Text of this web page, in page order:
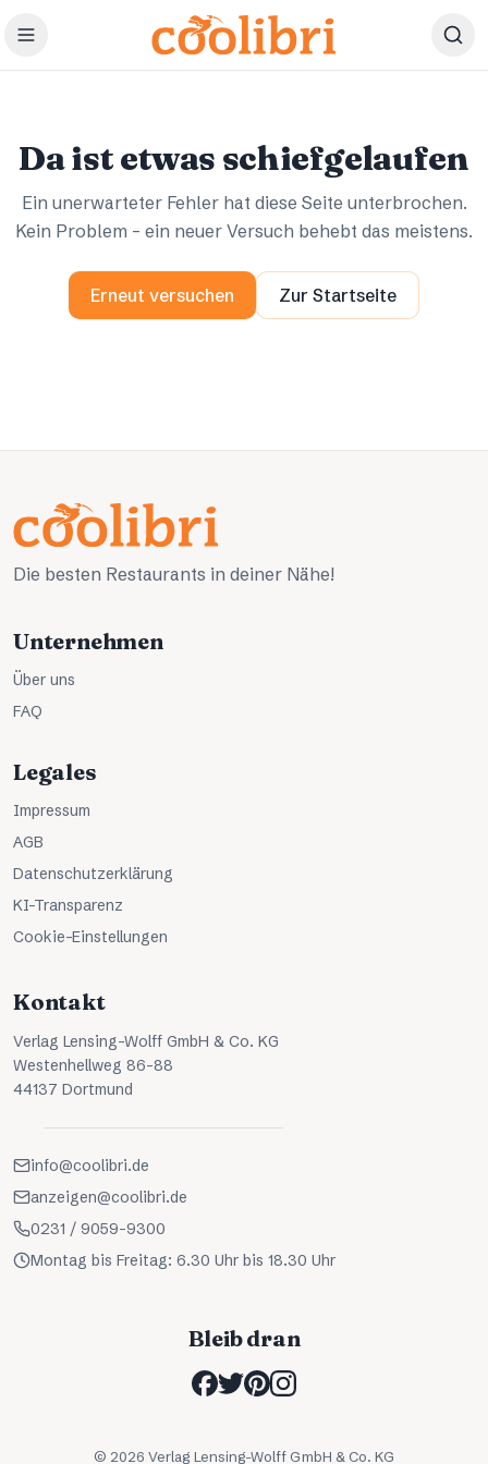
Zum Hauptinhalt springen
Da ist etwas schiefgelaufen
Ein unerwarteter Fehler hat diese Seite unterbrochen.
Kein Problem – ein neuer Versuch behebt das meistens.
Erneut versuchen Zur Startseite
Die besten Restaurants in deiner Nähe!
Unternehmen
Über uns
FAQ
Legales
Impressum
AGB
Datenschutzerklärung
KI-Transparenz
Cookie-Einstellungen
Kontakt
Verlag Lensing-Wolff GmbH & Co. KG
Westenhellweg 86-88
44137 Dortmund
info@coolibri.de
anzeigen@coolibri.de
0231 / 9059-9300
Montag bis Freitag: 6.30 Uhr bis 18.30 Uhr
Bleib dran
© 2026 Verlag Lensing-Wolff GmbH & Co. KG